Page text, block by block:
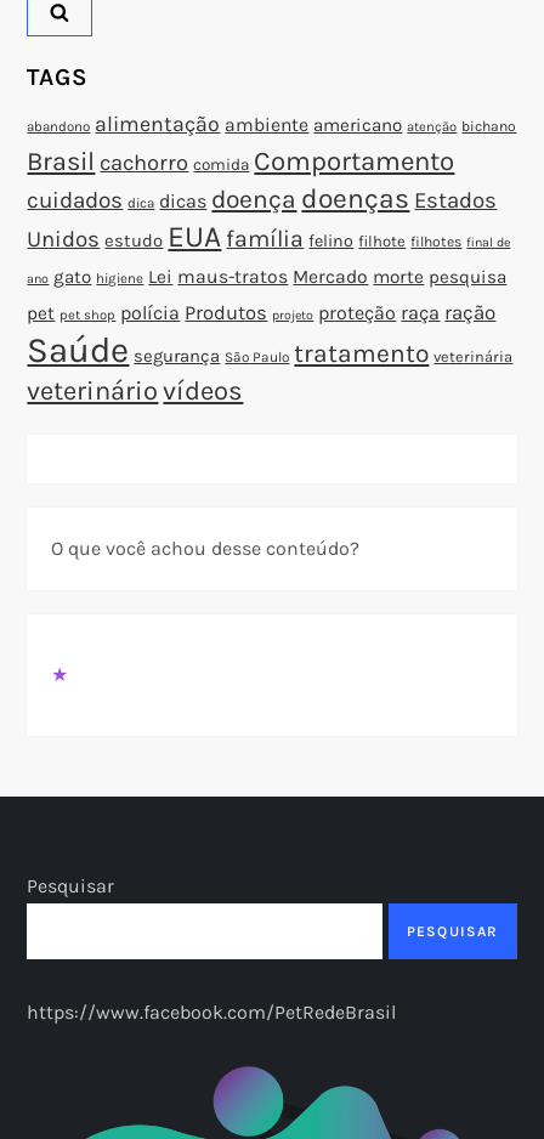
t
TAGS
abandono alimentação ambiente americano atenção bichano
Brasil cachorro comida Comportamento
cuidados dica dicas doença doenças Estados
Unidos estudo EUA família felino filhote filhotes final de
ano gato higiene Lei maus-tratos Mercado morte pesquisa
pet pet shop polícia Produtos projeto proteção raça ração
Saúde segurança São Paulo tratamento veterinária
veterinário vídeos
O que você achou desse conteúdo?
★
Pesquisar
PESQUISAR
https://www.facebook.com/PetRedeBrasil